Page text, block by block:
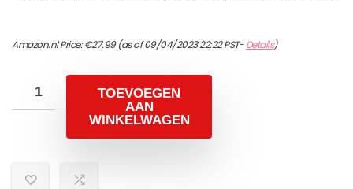
Amazon.nl Price:€27.99(as of 09/04/2023 22:22 PST-Details)
TOEVOEGEN
AAN
WINKELWAGEN